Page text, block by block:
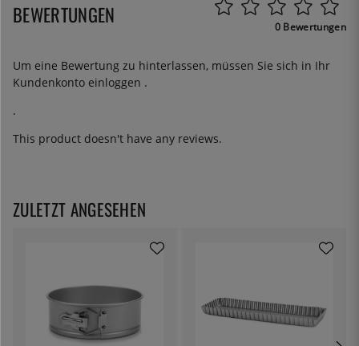
BEWERTUNGEN 0 Bewertungen
Um eine Bewertung zu hinterlassen, müssen Sie sich in Ihr
Kundenkonto einloggen .
.
This product doesn't have any reviews.
ZULETZT ANGESEHEN